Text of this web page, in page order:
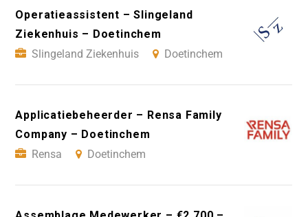
Operatieassistent – Slingeland
Ziekenhuis – Doetinchem
Slingeland Ziekenhuis
Doetinchem
Applicatiebeheerder – Rensa Family
Company – Doetinchem
Rensa
Doetinchem